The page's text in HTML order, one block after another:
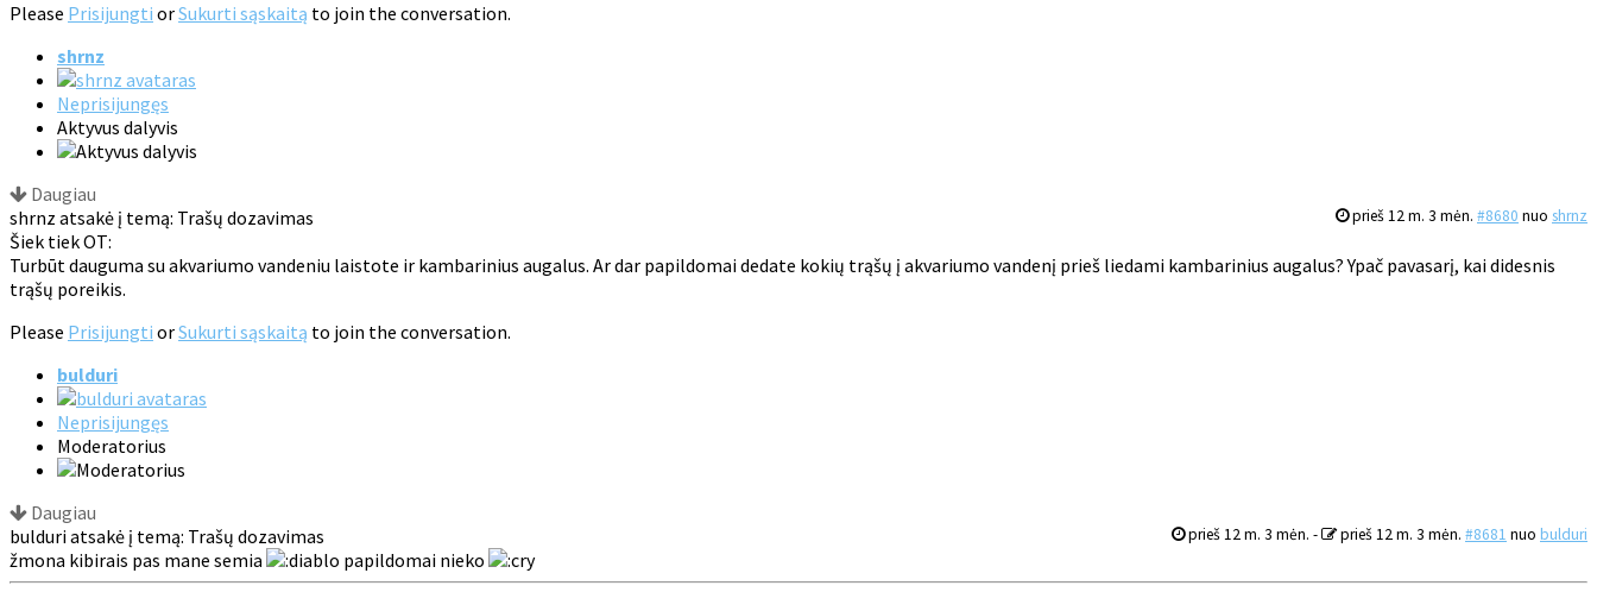
Please Prisijungti orSukurti sąskaitą to join the conversation.
shrnz
Neprisijungęs
Aktyvus dalyvis
Daugiau
prieš 12 m. 3 mėn. #8680 nuo shrnz
shrnz atsakė į temą: Trašų dozavimas
Šiek tiek OT:
Turbūt dauguma su akvariumo vandeniu laistote ir kambarinius augalus. Ar dar papildomai dedate kokių trąšų į akvariumo vandenį prieš liedami kambarinius augalus? Ypač pavasarį, kai didesnis
trąšų poreikis.
Please Prisijungti orSukurti sąskaitą to join the conversation.
bulduri
Neprisijungęs
Moderatorius
Daugiau
prieš 12 m. 3 mėn. - prieš 12 m. 3 mėn. #8681 nuo bulduri
bulduri atsakė į temą: Trašų dozavimas
žmona kibirais pas mane semia
papildomai nieko